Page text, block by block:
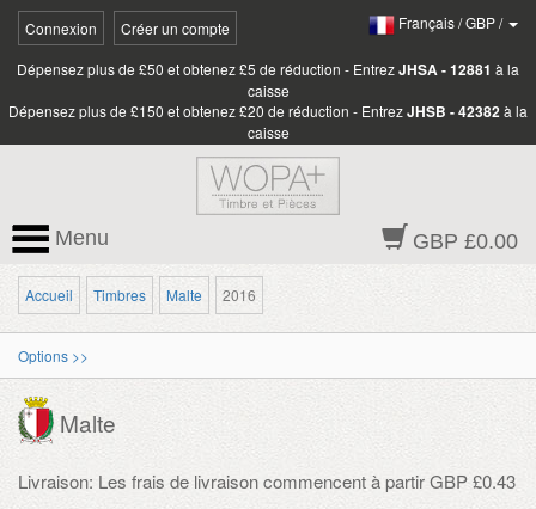
Connexion Créer un compte Français/GBP/
Dépensez plus de £50 et obtenez £5 de réduction - EntrezJHSA - 12881 à la
caisse
Dépensez plus de £150 et obtenez £20 de réduction - EntrezJHSB - 42382à la
caisse
GBP £0.00
Menu
Accueil Timbres Malte 2016
Options >>
Malte
Livraison: Les frais de livraison commencent à partir GBP £0.43